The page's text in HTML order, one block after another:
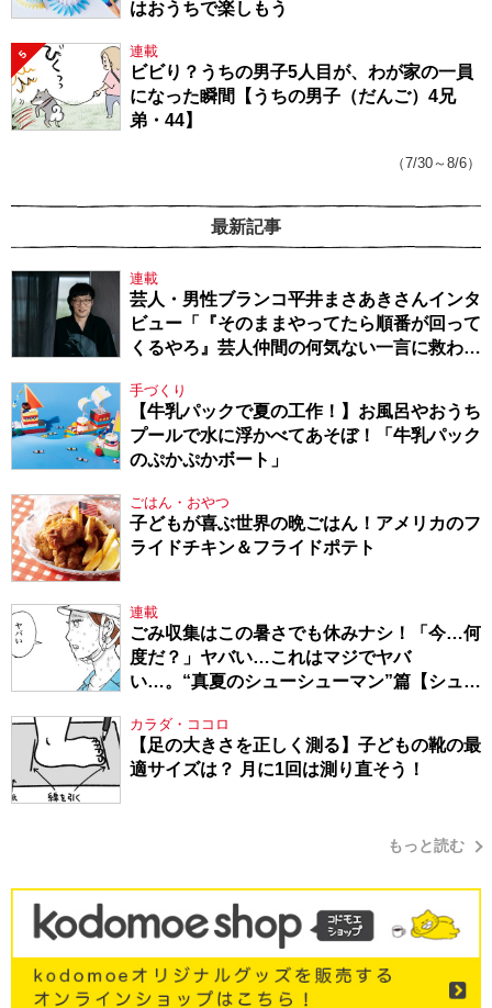
はおうちで楽しもう
5 連載
ビビり？うちの男子5人目が、わが家の一員
になった瞬間【うちの男子（だんご）4兄
弟・44】
（7/30～8/6）
最新記事
連載
芸人・男性ブランコ平井まさあきさんインタ
ビュー「『そのままやってたら順番が回って
くるやろ』芸人仲間の何気ない一言に救われ
手づくり
【牛乳パックで夏の工作！】お風呂やおうち
プールで水に浮かべてあそぼ！「牛乳パック
のぷかぷかボート」
ごはん・おやつ
子どもが喜ぶ世界の晩ごはん！アメリカのフ
ライドチキン＆フライドポテト
連載
ごみ収集はこの暑さでも休みナシ！「今…何
度だ？」ヤバい…これはマジでヤバ
い…。“真夏のシューシューマン”篇【シュー
カラダ・ココロ
【足の大きさを正しく測る】子どもの靴の最
適サイズは？ 月に1回は測り直そう！
もっと読む